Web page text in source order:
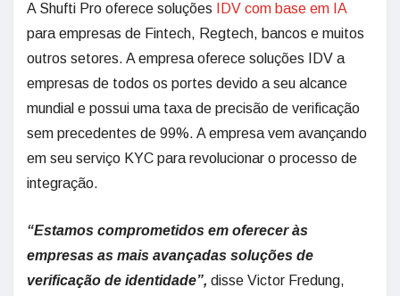
A Shufti Pro oferece soluções IDV com base em IA
para empresas de Fintech, Regtech, bancos e muitos
outros setores. A empresa oferece soluções IDV a
empresas de todos os portes devido a seu alcance
mundial e possui uma taxa de precisão de verificação
sem precedentes de 99%. A empresa vem avançando
em seu serviço KYC para revolucionar o processo de
integração.
“Estamos comprometidos em oferecer às
empresas as mais avançadas soluções de
verificação de identidade”, disse Victor Fredung,